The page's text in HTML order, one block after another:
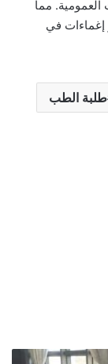
مما
إغماءات في
طلبة الطب